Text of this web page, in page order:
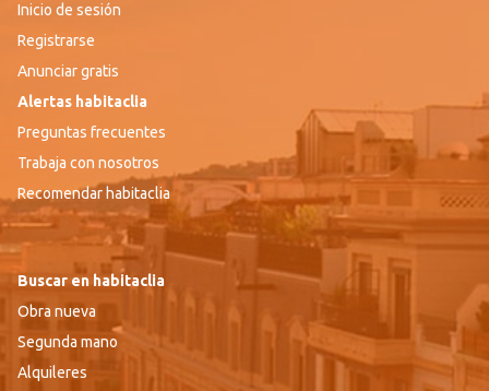
Inicio de sesión
Registrarse
Anunciar gratis
Alertas habitaclia
Preguntas frecuentes
Trabaja con nosotros
Recomendar habitaclia
Buscar en habitaclia
Obra nueva
Segunda mano
Alquileres